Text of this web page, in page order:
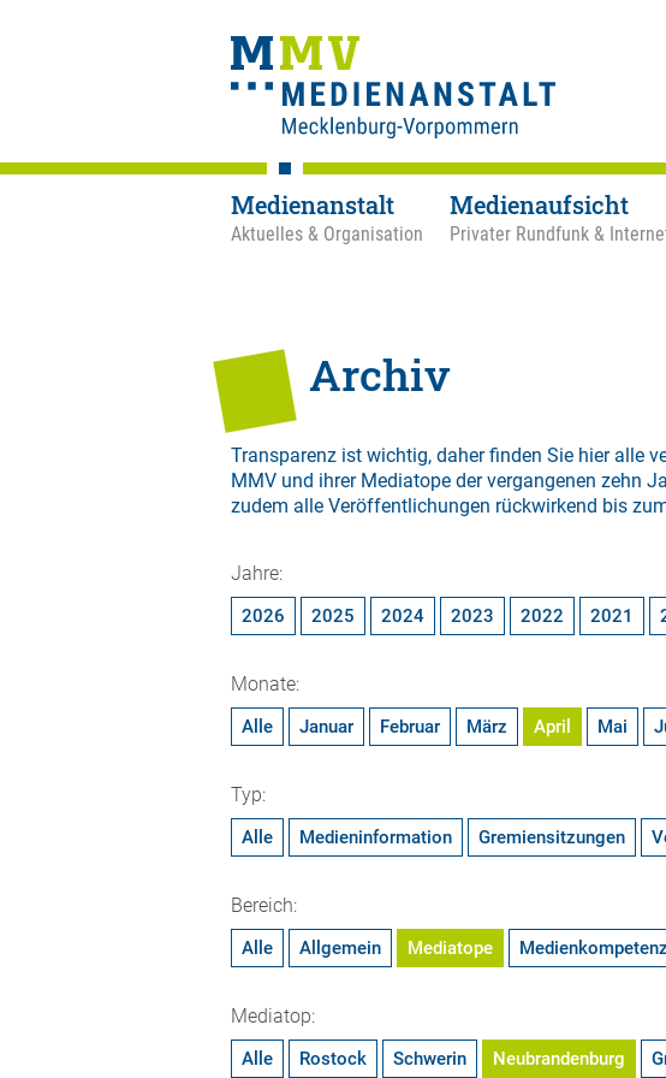
Medienanstalt
Aktuelles & Organisation
Medienaufsicht
Privater Rundfunk &
Archiv
Transparenz ist wichtig, daher finden Sie hier alle
MMV und ihrer Mediatope der vergangenen zehn
zudem alle Veröffentlichungen rückwirkend bis
Jahre:
2026 2025 2024 2023 2022 2021
Monate:
Alle Januar Februar März April Mai
Typ:
Alle Medieninformation Gremiensitzungen
Bereich:
Alle Allgemein Mediatope Medienkompetenz
Mediatop:
Alle Rostock Schwerin Neubrandenburg